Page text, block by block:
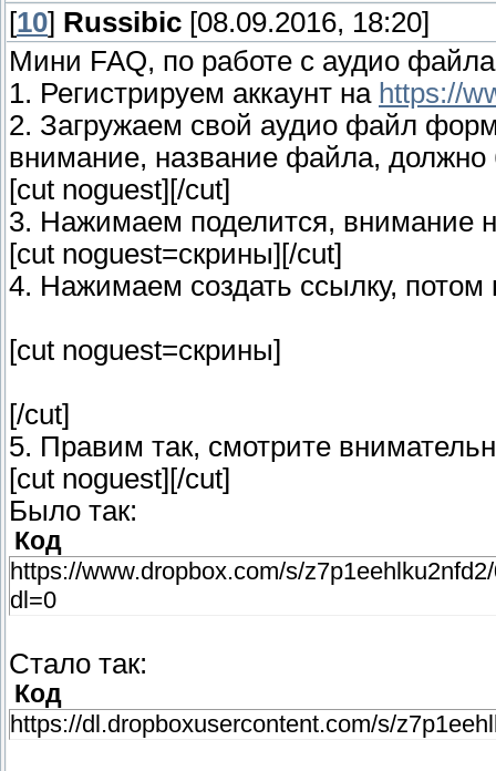
[10] Russibic [08.09.2016, 18:20]
Мини FAQ, по работе с аудио
1. Регистрируем аккаунт на https://
2. Загружаем свой аудио файл
внимание, название файла, должно
[cut noguest] [/cut]
3. Нажимаем поделится, внимание
[cut noguest=скрины] [/cut]
4. Нажимаем создать ссылку, потом
[cut noguest=скрины]
[/cut]
5. Правим так, смотрите
[cut noguest] [/cut]
Было так:
Код
https://www.dropbox.com/s/
dl=0
Стало так:
Код
https://dl.dropboxusercontent.com/s/